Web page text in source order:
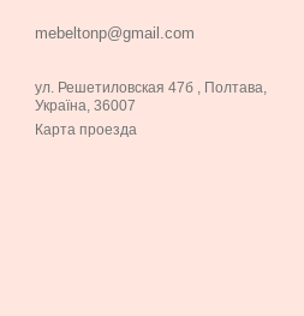
mebeltonp@gmail.com
ул. Решетиловская 47б , Полтава,
Україна, 36007
Карта проезда